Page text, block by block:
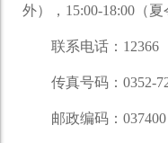
外），15:00-18:00（夏
联系电话：12366
传真号码：0352-
邮政编码：037400